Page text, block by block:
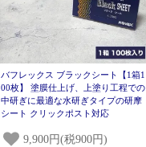
バフレックス ブラックシート【1箱1
00枚】 塗膜仕上げ、上塗り工程での
中研ぎに最適な水研ぎタイプの研摩
シート クリックポスト対応
9,900円(税900円)